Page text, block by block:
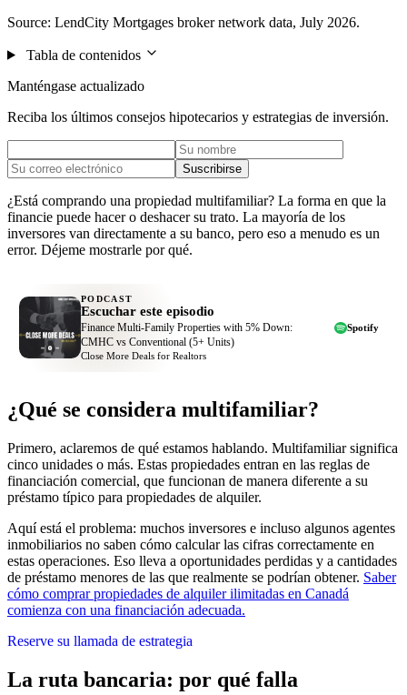
Source: LendCity Mortgages broker network data, July 2026.
Tabla de contenidos
Manténgase actualizado
Reciba los últimos consejos hipotecarios y estrategias de inversión.
Suscribirse
¿Está comprando una propiedad multifamiliar? La forma en que la
financie puede hacer o deshacer su trato. La mayoría de los
inversores van directamente a su banco, pero eso a menudo es un
error. Déjeme mostrarle por qué.
PODCAST
Escuchar este episodio
Finance Multi-Family Properties with 5% Down:
CMHC vs Conventional (5+ Units)
Close More Deals for Realtors
Spotify
¿Qué se considera multifamiliar?
Primero, aclaremos de qué estamos hablando. Multifamiliar significa
cinco unidades o más. Estas propiedades entran en las reglas de
financiación comercial, que funcionan de manera diferente a su
préstamo típico para propiedades de alquiler.
Aquí está el problema: muchos inversores e incluso algunos agentes
inmobiliarios no saben cómo calcular las cifras correctamente en
estas operaciones. Eso lleva a oportunidades perdidas y a cantidades
de préstamo menores de las que realmente se podrían obtener. Saber
cómo comprar propiedades de alquiler ilimitadas en Canadá
comienza con una financiación adecuada.
Reserve su llamada de estrategia
La ruta bancaria: por qué falla